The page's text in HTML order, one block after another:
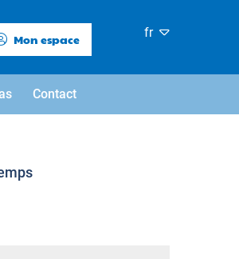
Mon espace fr
Contact